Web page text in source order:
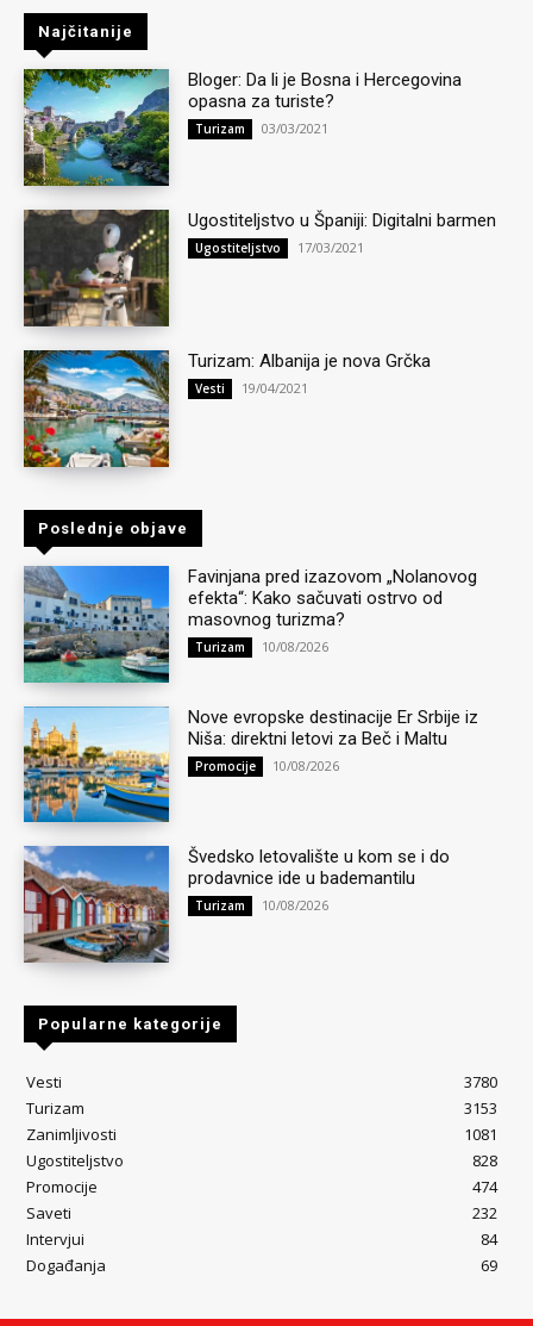
Najčitanije
Bloger: Da li je Bosna i Hercegovina
opasna za turiste?
Turizam 03/03/2021
Ugostiteljstvo u Španiji: Digitalni barmen
Ugostiteljstvo 17/03/2021
Turizam: Albanija je nova Grčka
Vesti 19/04/2021
Poslednje objave
Favinjana pred izazovom „Nolanovog
efekta“: Kako sačuvati ostrvo od
masovnog turizma?
Turizam 10/08/2026
Nove evropske destinacije Er Srbije iz
Niša: direktni letovi za Beč i Maltu
Promocije 10/08/2026
Švedsko letovalište u kom se i do
prodavnice ide u bademantilu
Turizam 10/08/2026
Popularne kategorije
Vesti
3780
Turizam
3153
Zanimljivosti
1081
Ugostiteljstvo
828
Promocije
474
Saveti
232
Intervjui
84
Događanja
69